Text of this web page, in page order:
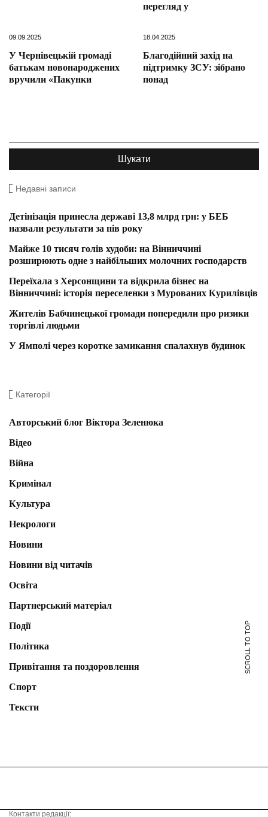
перегляд у
09.09.2025
У Чернівецькій громаді
батькам новонароджених
вручили «Пакунки
18.04.2025
Благодійний захід на
підтримку ЗСУ: зібрано
понад
Недавні записи
Детінізація принесла державі 13,8 млрд грн: у БЕБ
назвали результати за пів року
Майже 10 тисяч голів худоби: на Вінниччині
розширюють одне з найбільших молочних господарств
Переїхала з Херсонщини та відкрила бізнес на
Вінниччині: історія переселенки з Мурованих Курилівців
Жителів Бабчинецької громади попередили про ризики
торгівлі людьми
У Ямполі через коротке замикання спалахнув будинок
Категорії
Авторський блог Віктора Зеленюка
Відео
Війна
Кримінал
Культура
Некрологи
Новини
Новини від читачів
Освіта
Партнерський матеріал
Події
Політика
Привітання та поздоровлення
Спорт
Тексти
SCROLL TO TOP
Контакти редакції: